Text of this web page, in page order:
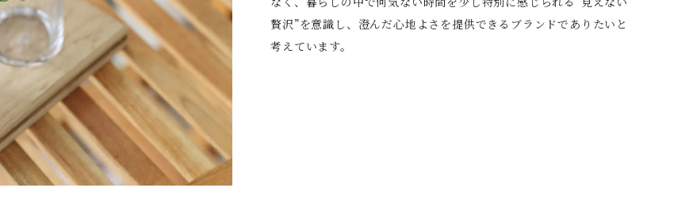
贅沢”を意識し、澄んだ心地よさを提供できるブランドでありたいと
考えています。